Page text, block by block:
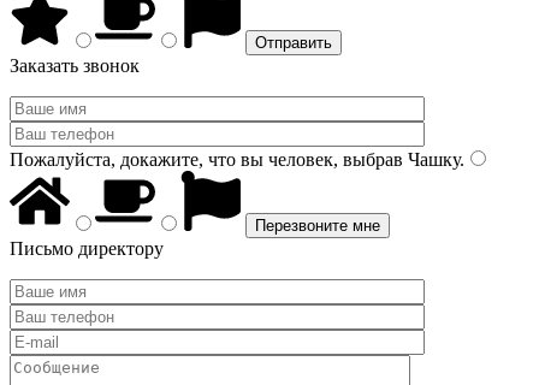
Заказать звонок
Пожалуйста, докажите, что вы человек, выбрав Чашку.
Письмо директору